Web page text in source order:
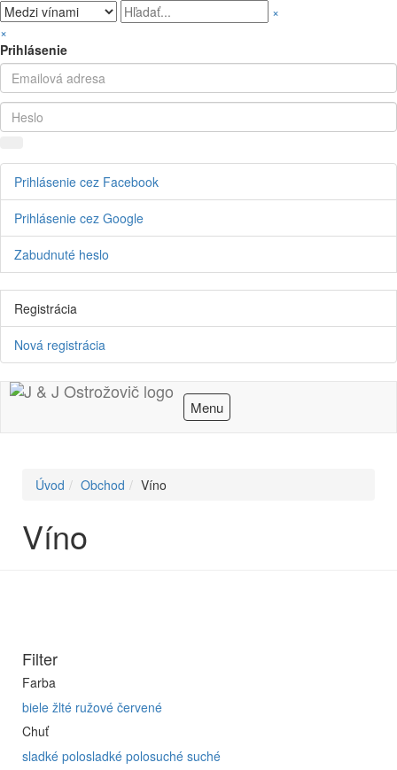
×
×
Prihlásenie
Prihlásenie cez Facebook
Prihlásenie cez Google
Zabudnuté heslo
Registrácia
Nová registrácia
Menu
Úvod Obchod Víno
Víno
Filter
Farba
biele žlté ružové červené
Chuť
sladké polosladké polosuché suché